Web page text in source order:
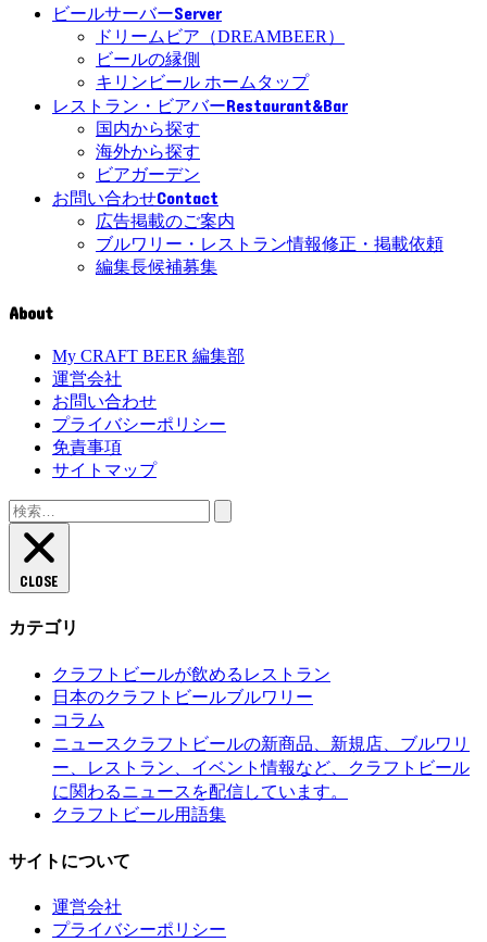
ビールサーバーServer
ドリームビア（DREAMBEER）
ビールの縁側
キリンビール ホームタップ
レストラン・ビアバーRestaurant&Bar
国内から探す
海外から探す
ビアガーデン
お問い合わせContact
広告掲載のご案内
ブルワリー・レストラン情報修正・掲載依頼
編集長候補募集
About
My CRAFT BEER 編集部
運営会社
お問い合わせ
プライバシーポリシー
免責事項
サイトマップ
検
索:
CLOSE
カテゴリ
クラフトビールが飲めるレストラン
日本のクラフトビールブルワリー
コラム
ニュース クラフトビールの新商品、新規店、ブルワリ
ー、レストラン、イベント情報など、クラフトビール
に関わるニュースを配信しています。
クラフトビール用語集
サイトについて
運営会社
プライバシーポリシー